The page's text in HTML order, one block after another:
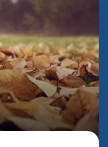
Bekijk alle foto's